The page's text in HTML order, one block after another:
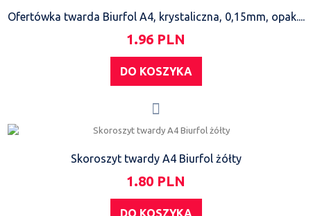
Ofertówka twarda Biurfol A4, krystaliczna, 0,15mm, opak....
1.96 PLN
DO KOSZYKA
Skoroszyt twardy A4 Biurfol żółty
1.80 PLN
DO KOSZYKA